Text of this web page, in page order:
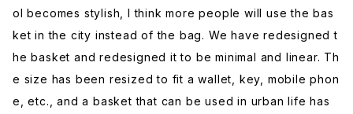
ol becomes stylish, I think more people will use the bas
ket in the city instead of the bag. We have redesigned t
he basket and redesigned it to be minimal and linear. Th
e size has been resized to fit a wallet, key, mobile phon
e, etc., and a basket that can be used in urban life has